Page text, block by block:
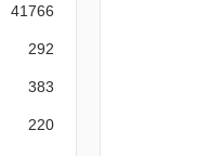
41766
292
383
220